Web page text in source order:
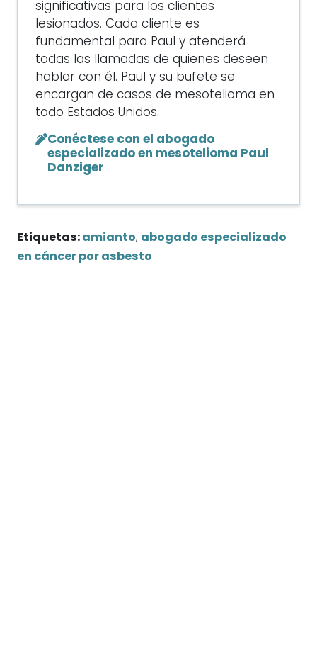
significativas para los clientes
lesionados. Cada cliente es
fundamental para Paul y atenderá
todas las llamadas de quienes deseen
hablar con él. Paul y su bufete se
encargan de casos de mesotelioma en
todo Estados Unidos.
Conéctese con el abogado
especializado en mesotelioma Paul
Danziger
Etiquetas: amianto, abogado especializado
en cáncer por asbesto